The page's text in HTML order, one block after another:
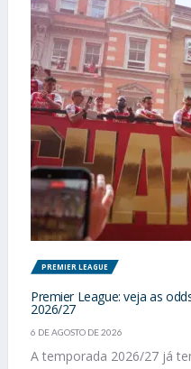
PREMIER LEAGUE
Premier League: veja as
2026/27
6 DE AGOSTO DE 2026
A temporada 2026/27 já